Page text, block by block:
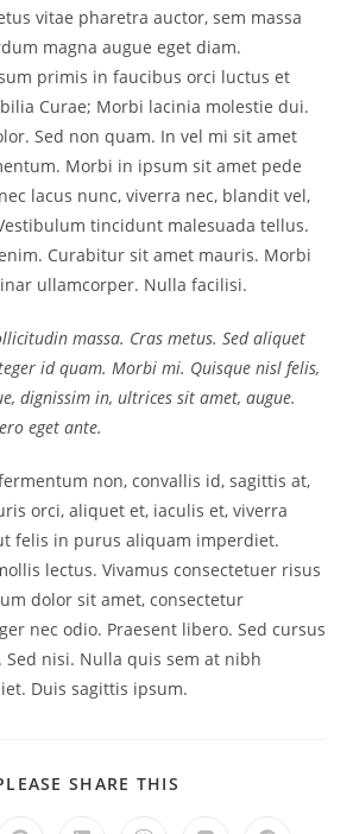
vitae pharetra auctor, sem massa
magna augue eget diam.
primis in faucibus orci luctus et
Curae; Morbi lacinia molestie dui.
Sed non quam. In vel mi sit amet
Morbi in ipsum sit amet pede
lacus nunc, viverra nec, blandit vel,
tincidunt malesuada tellus.
Curabitur sit amet mauris. Morbi
ullamcorper. Nulla facilisi.
massa. Cras metus. Sed aliquet
id quam. Morbi mi. Quisque nisl felis,
dignissim in, ultrices sit amet, augue.
eget ante.
non, convallis id, sagittis at,
orci, aliquet et, iaculis et, viverra
felis in purus aliquam imperdiet.
lectus. Vivamus consectetuer risus
dolor sit amet, consectetur
nec odio. Praesent libero. Sed cursus
nisi. Nulla quis sem at nibh
Duis sagittis ipsum.
SHARE THIS